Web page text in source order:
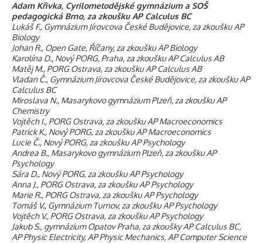
Adam Křivka, Cyrilometodějské gymnázium a SOŠ
pedagogická Brno, za zkoušku AP Calculus BC
Lukáš F., Gymnázium Jírovcova České Budějovice, za zkoušku AP
Biology
Johan R., Open Gate, Říčany, za zkoušku AP Biology
Karolína D., Nový PORG, Praha, za zkoušku AP Calculus AB
Matěj M., PORG Ostrava, za zkoušku AP Calculus AB
Vladan Č., Gymnázium Jírovcova České Budějovice, za zkoušku AP
Calculus BC
Miroslava N., Masarykovo gymnázium Plzeň, za zkoušku AP
Chemistry
Vojtěch I., PORG Ostrava, za zkoušku AP Macroeconomics
Patrick K., Nový PORG, za zkoušku AP Macroeconomics
Lucie Č., Nový PORG, za zkoušku AP Psychology
Andrea B., Masarykovo gymnázium Plzeň, za zkoušku AP
Psychology
Sára D., Nový PORG, za zkoušku AP Psychology
Anna J., PORG Ostrava, za zkoušku AP Psychology
Marie R., PORG Ostrava, za zkoušku AP Psychology
Tomáš V., Gymnázium Turnov, za zkoušku AP Psychology
Vojtěch V., PORG Ostrava, za zkoušku AP Psychology
Jakub S., gymnázium Opatov Praha, za zkoušky AP Calculus BC,
AP Physic Electricity, AP Physic Mechanics, AP Computer Science